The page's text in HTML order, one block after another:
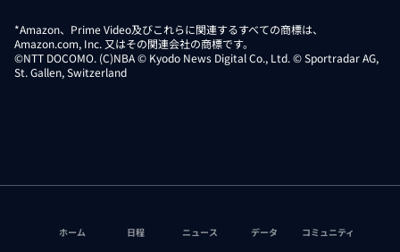
*Amazon、Prime Video及びこれらに関連するすべての商標は、
Amazon.com, Inc. 又はその関連会社の商標です。
©NTT DOCOMO. (C)NBA © Kyodo News Digital Co., Ltd. © Sportradar AG,
St. Gallen, Switzerland
ホーム 日程 ニュース データ コミュニティ